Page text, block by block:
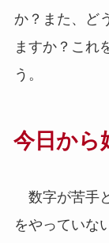
か？また、ど
ますか？これ
う。
今日から
数字が苦手
をやっていな